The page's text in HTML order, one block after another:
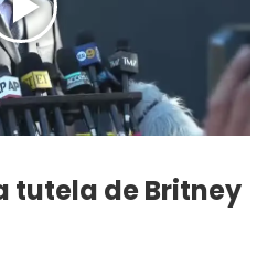
tutela de Britney